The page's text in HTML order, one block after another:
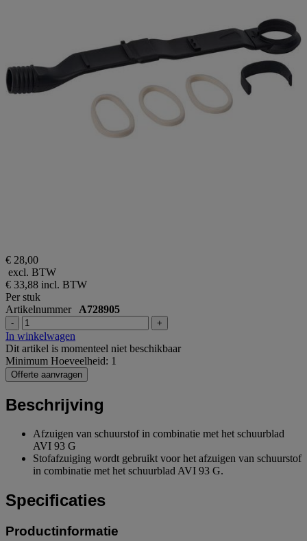
€ 28,00
excl. BTW
€ 33,88 incl. BTW
Per stuk
Artikelnummer A728905
- +
In winkelwagen
Dit artikel is momenteel niet beschikbaar
Minimum Hoeveelheid: 1
Offerte aanvragen
Beschrijving
Afzuigen van schuurstof in combinatie met het schuurblad
AVI 93 G
Stofafzuiging wordt gebruikt voor het afzuigen van schuurstof
in combinatie met het schuurblad AVI 93 G.
Specificaties
Productinformatie